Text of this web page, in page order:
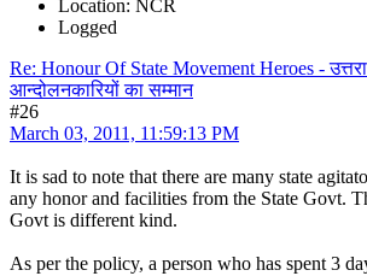
Location: NCR
Logged
Re: Honour Of State Movement Heroes -
आन्दोलनकारियों का सम्मान
#26
March 03, 2011, 11:59:13 PM
It is sad to note that there are many state
any honor and facilities from the State Govt.
Govt is different kind.
As per the policy, a person who has spent 3